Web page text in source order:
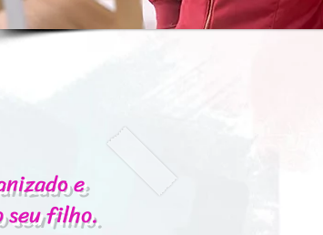
e
seu filho.